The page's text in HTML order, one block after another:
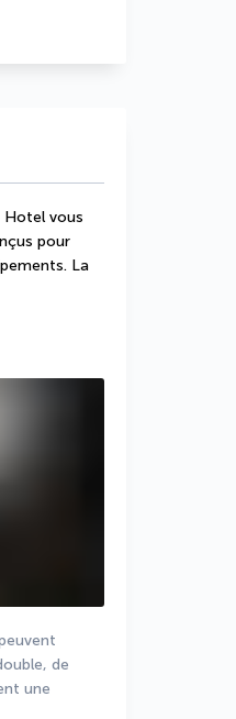
Hotel vous
pour
La
de
une